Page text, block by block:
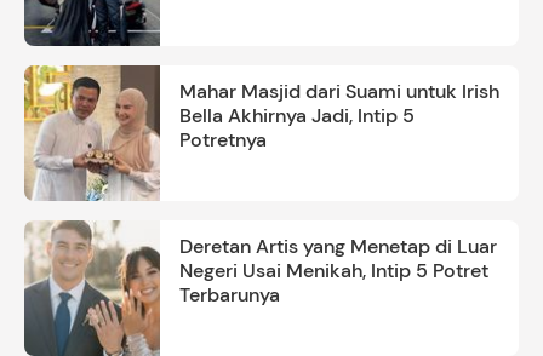
Mahar Masjid dari Suami untuk Irish
Bella Akhirnya Jadi, Intip 5
Potretnya
Deretan Artis yang Menetap di Luar
Negeri Usai Menikah, Intip 5 Potret
Terbarunya